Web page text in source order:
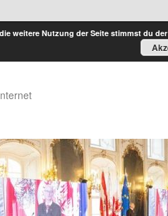
weitere Nutzung der Seite stimmst du